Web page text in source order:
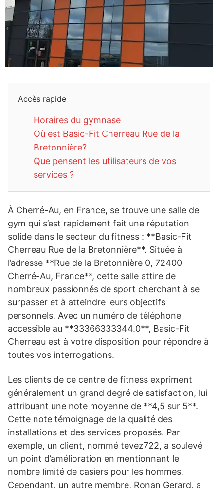
Accès rapide
Horaires du gymnase
Où est Basic-Fit Cherreau Rue de la
Bretonnière?
Que pensent les utilisateurs de vos
services ?
À Cherré-Au, en France, se trouve une salle de
gym qui s’est rapidement fait une réputation
solide dans le secteur du fitness : **Basic-Fit
Cherreau Rue de la Bretonnière**. Située à
l’adresse **Rue de la Bretonnière 0, 72400
Cherré-Au, France**, cette salle attire de
nombreux passionnés de sport cherchant à se
surpasser et à atteindre leurs objectifs
personnels. Avec un numéro de téléphone
accessible au **33366333344.0**, Basic-Fit
Cherreau est à votre disposition pour répondre à
toutes vos interrogations.
Les clients de ce centre de fitness expriment
généralement un grand degré de satisfaction, lui
attribuant une note moyenne de **4,5 sur 5**.
Cette note témoignage de la qualité des
installations et des services proposés. Par
exemple, un client, nommé tevez722, a soulevé
un point d’amélioration en mentionnant le
nombre limité de casiers pour les hommes.
Cependant, un autre membre, Ronan Gerard, a